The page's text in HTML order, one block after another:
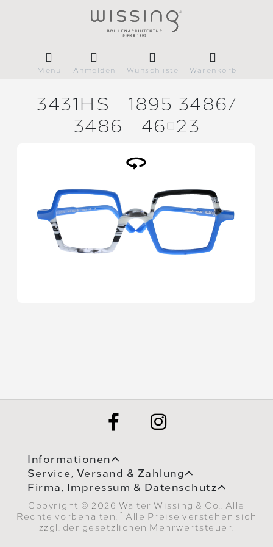
Menü Anmelden Wunschliste Warenkorb
3431HS
1895 3486/
3486
4623
Informationen
Service, Versand & Zahlung
Firma, Impressum & Datenschutz
Copyright © 2026 Walter Wissing & Co.. Alle
Rechte vorbehalten.
* Alle Preise verstehen sich
zzgl. der gesetzlichen Mehrwertsteuer.